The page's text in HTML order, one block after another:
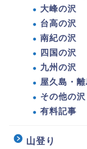
大峰の沢
台高の沢
南紀の沢
四国の沢
九州の沢
屋久島・
その他の沢
有料記事
山登り